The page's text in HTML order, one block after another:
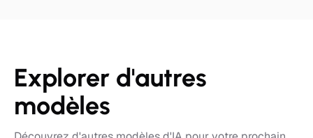
Explorer d'autres
modèles